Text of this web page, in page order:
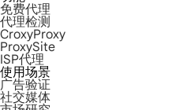
免费代理
代理检测
CroxyProxy
ProxySite
ISP代理
使用场景
广告验证
社交媒体